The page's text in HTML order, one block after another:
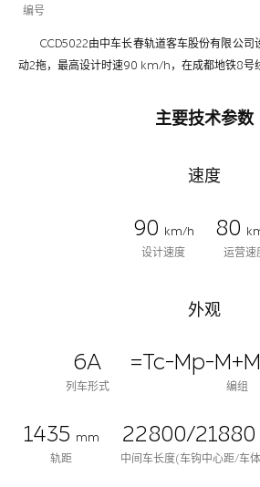
编号
CCD5022由中车长春轨道客车股份有限公
动2拖，最高设计时速90 km/h，在成都地铁8号
主要技术参数
速度
90
km/h
设计速度
80
运营速
外观
6A
列车形式
=Tc-Mp-
编组
1435 mm
轨距
22800/21880
中间车长度(车钩中心距/车